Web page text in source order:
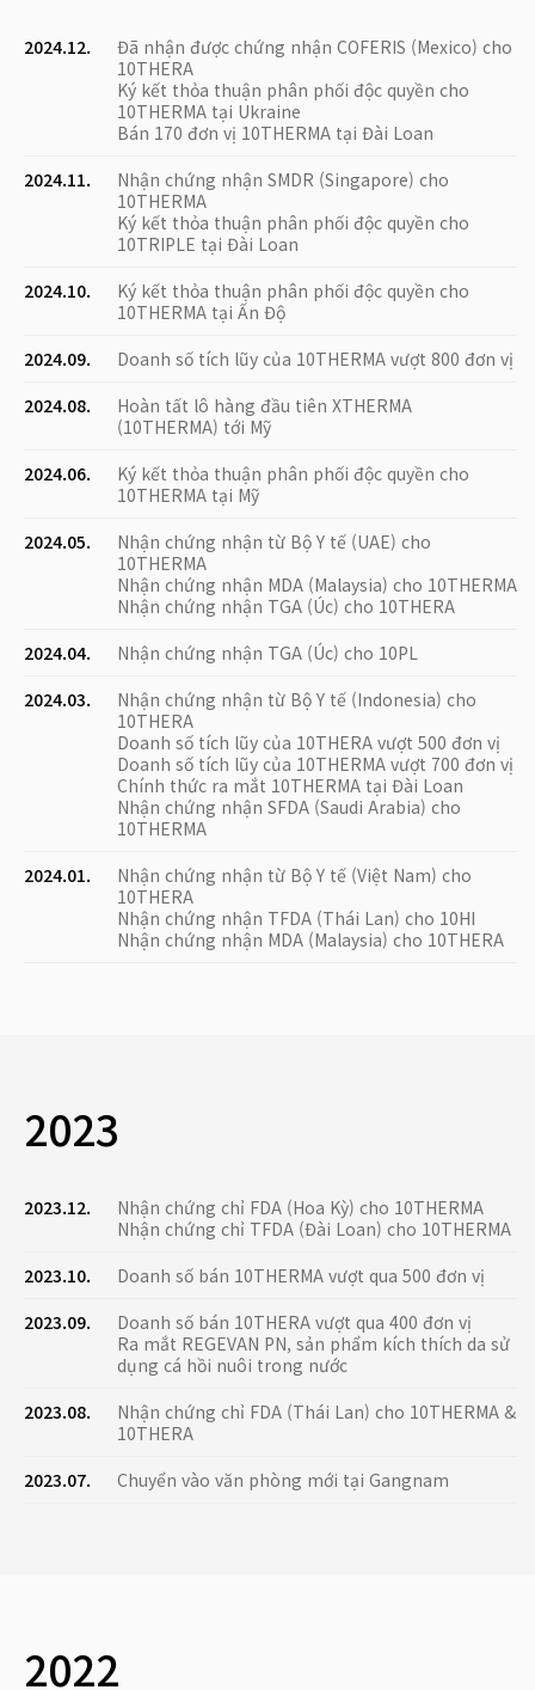
2024.12.
Đã nhận được chứng nhận COFERIS (Mexico) cho
10THERA
Ký kết thỏa thuận phân phối độc quyền cho
10THERMA tại Ukraine
Bán 170 đơn vị 10THERMA tại Đài Loan
2024.11.
Nhận chứng nhận SMDR (Singapore) cho
10THERMA
Ký kết thỏa thuận phân phối độc quyền cho
10TRIPLE tại Đài Loan
2024.10.
Ký kết thỏa thuận phân phối độc quyền cho
10THERMA tại Ấn Độ
2024.09.
Doanh số tích lũy của 10THERMA vượt 800 đơn vị
2024.08.
Hoàn tất lô hàng đầu tiên XTHERMA
(10THERMA) tới Mỹ
2024.06.
Ký kết thỏa thuận phân phối độc quyền cho
10THERMA tại Mỹ
2024.05.
Nhận chứng nhận từ Bộ Y tế (UAE) cho
10THERMA
Nhận chứng nhận MDA (Malaysia) cho 10THERMA
Nhận chứng nhận TGA (Úc) cho 10THERA
2024.04.
Nhận chứng nhận TGA (Úc) cho 10PL
2024.03.
Nhận chứng nhận từ Bộ Y tế (Indonesia) cho
10THERA
Doanh số tích lũy của 10THERA vượt 500 đơn vị
Doanh số tích lũy của 10THERMA vượt 700 đơn vị
Chính thức ra mắt 10THERMA tại Đài Loan
Nhận chứng nhận SFDA (Saudi Arabia) cho
10THERMA
2024.01.
Nhận chứng nhận từ Bộ Y tế (Việt Nam) cho
10THERA
Nhận chứng nhận TFDA (Thái Lan) cho 10HI
Nhận chứng nhận MDA (Malaysia) cho 10THERA
2023
2023.12.
Nhận chứng chỉ FDA (Hoa Kỳ) cho 10THERMA
Nhận chứng chỉ TFDA (Đài Loan) cho 10THERMA
2023.10.
Doanh số bán 10THERMA vượt qua 500 đơn vị
2023.09.
Doanh số bán 10THERA vượt qua 400 đơn vị
Ra mắt REGEVAN PN, sản phẩm kích thích da sử
dụng cá hồi nuôi trong nước
2023.08.
Nhận chứng chỉ FDA (Thái Lan) cho 10THERMA &
10THERA
2023.07.
Chuyển vào văn phòng mới tại Gangnam
2022